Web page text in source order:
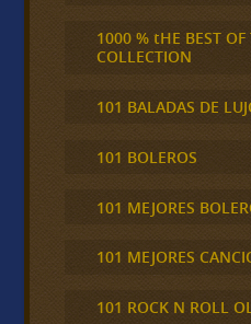
1000 % tHE BEST OF
COLLECTION
101 BALADAS DE
101 BOLEROS
101 MEJORES
101 MEJORES
101 ROCK N ROLL